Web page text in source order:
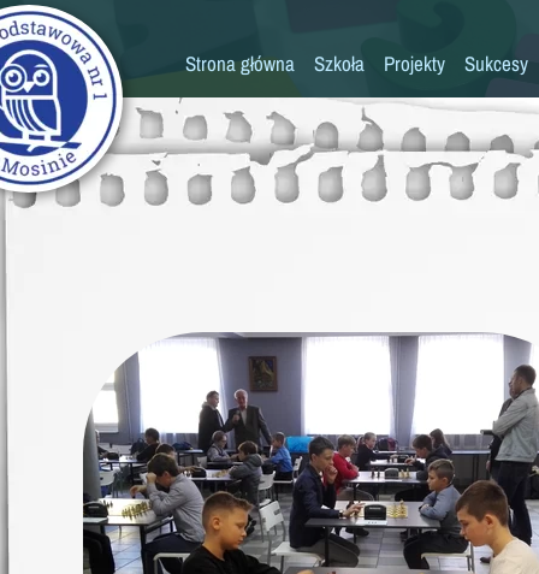
Strona główna Szkoła
Historia szkoły
Kadra pedagogiczna
Psycholog
Rada rodziców
Biblioteka
Stołówka
Świetlica
Kronika
Projekty Sukcesy